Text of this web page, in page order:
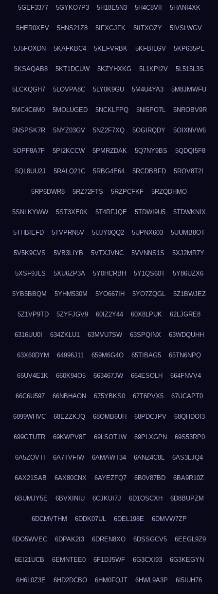
5GEF3377 5GYKO7P3 5H18E5N3 5H4C8VII 5HANI4XK
5HER0XEV 5HNS21Z8 5IFXGJFK 5IITXOZY 5IVSLWGV
5J5FOXDN 5KAFKBC4 5KEFVRBK 5KFBILGV 5KP635PE
5KSAQAB8 5KT1DCUW 5KZYHXKG 5L1KPI2V 5L515L3S
5LCKQGH7 5LOVPA8C 5LY0K9GU 5M4U4YA3 5M8JMWFU
5MC4C6M0 5MOLUGED 5NCKLFPQ 5NI5PO7L 5NROBV9R
5NSPSK7R 5NYZ03GV 5NZ2F7XQ 5OGIRQDY 5OIXNVW6
5OPF8A7F 5PI2KCCW 5PMRZDAK 5Q7NY9BS 5QDQI5F8
5QL8UU2J 5RALQ21C 5RBG4E64 5RCDBBFD 5ROV8T2I
5RP6DWR8 5RZ72FTS 5RZPCFKF 5RZQDHMO
5SNLKYWW 5ST3XE0K 5T4RFJQE 5TDWI9U5 5TDWKNIX
5THBIEFD 5TVPRN5V 5UJY0QQ2 5UPNX603 5UUMB8OT
5V5K9CVS 5VB3LIYB 5VTXJVNC 5VVNNS1S 5XJ2MR7Y
5XSF9JLS 5XU6ZP3A 5Y0HCRBH 5Y1QS60T 5Y86UZX6
5YB5BBQM 5YHM530M 5YO667IH 5YO7ZQGL 5Z1BWJEZ
5Z1VP9TD 5ZYFJGV9 60IZ2Y44 60X8LPUK 62LJGRE8
6316UU0I 634ZKLU1 63MVU7SW 63SPQINX 63WDQUHH
63X60DYM 64996J11 659M6G4O 65TIBAG5 65TN6NPQ
65UV4E1K 660K94O5 663467JW 664ESOLH 664FNVV4
66C6U597 66NBHAON 675YBKS0 67T6PVX5 67UCAPT0
6899WHVC 68EZZKJQ 68OMB6UH 68PDCJPV 68QHDOI3
699GTUTR 69KWPV8F 69LSOT1W 69PLXGPN 69S53RP0
6A5ZOVTI 6A7TVFIW 6AMAWT34 6ANZ4C8L 6AS3LJQ4
6AX21SAB 6AX80CNX 6AYEZFQ7 6B0V87BD 6BA9R10Z
6BUMJY5E 6BVXINIU 6CJKUI7J 6D1OSCXH 6D8BUPZM
6DCMVTHM 6DDK07UL 6DEL198E 6DMVW7ZP
6DO5WVEC 6DPAK2I3 6DREN8XO 6DSSGCV5 6EEGL9Z9
6EI21UCB 6EMNTEE0 6F1DJ5WF 6G3CXI93 6G3KEGYN
6H6L0Z3E 6HD2DCBO 6HM0FQJT 6HWL9A3P 6I5IUH76